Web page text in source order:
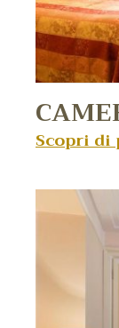
Scopri